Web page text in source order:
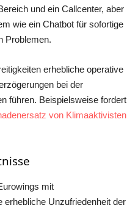
und ein Callcenter, aber
wie ein Chatbot für sofortige
Problemen.
erhebliche operative
bei der
führen. Beispielsweise fordert
von Klimaaktivisten
mit
erhebliche Unzufriedenheit der